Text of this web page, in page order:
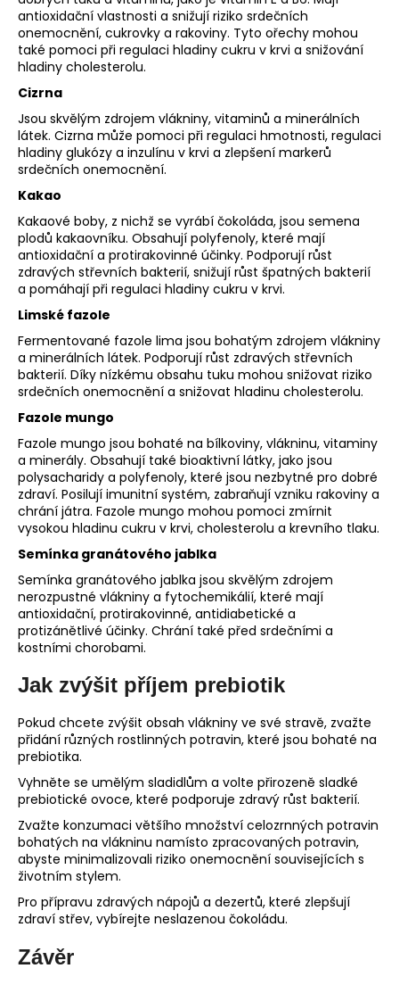
antioxidační vlastnosti a snižují riziko srdečních
onemocnění, cukrovky a rakoviny. Tyto ořechy mohou
také pomoci při regulaci hladiny cukru v krvi a snižování
hladiny cholesterolu.
Cizrna
Jsou skvělým zdrojem vlákniny, vitaminů a minerálních
látek. Cizrna může pomoci při regulaci hmotnosti, regulaci
hladiny glukózy a inzulínu v krvi a zlepšení markerů
srdečních onemocnění.
Kakao
Kakaové boby, z nichž se vyrábí čokoláda, jsou semena
plodů kakaovníku. Obsahují polyfenoly, které mají
antioxidační a protirakovinné účinky. Podporují růst
zdravých střevních bakterií, snižují růst špatných bakterií
a pomáhají při regulaci hladiny cukru v krvi.
Limské fazole
Fermentované fazole lima jsou bohatým zdrojem vlákniny
a minerálních látek. Podporují růst zdravých střevních
bakterií. Díky nízkému obsahu tuku mohou snižovat riziko
srdečních onemocnění a snižovat hladinu cholesterolu.
Fazole mungo
Fazole mungo jsou bohaté na bílkoviny, vlákninu, vitaminy
a minerály. Obsahují také bioaktivní látky, jako jsou
polysacharidy a polyfenoly, které jsou nezbytné pro dobré
zdraví. Posilují imunitní systém, zabraňují vzniku rakoviny a
chrání játra. Fazole mungo mohou pomoci zmírnit
vysokou hladinu cukru v krvi, cholesterolu a krevního tlaku.
Semínka granátového jablka
Semínka granátového jablka jsou skvělým zdrojem
nerozpustné vlákniny a fytochemikálií, které mají
antioxidační, protirakovinné, antidiabetické a
protizánětlivé účinky. Chrání také před srdečními a
kostními chorobami.
Jak zvýšit příjem prebiotik
Pokud chcete zvýšit obsah vlákniny ve své stravě, zvažte
přidání různých rostlinných potravin, které jsou bohaté na
prebiotika.
Vyhněte se umělým sladidlům a volte přirozeně sladké
prebiotické ovoce, které podporuje zdravý růst bakterií.
Zvažte konzumaci většího množství celozrnných potravin
bohatých na vlákninu namísto zpracovaných potravin,
abyste minimalizovali riziko onemocnění souvisejících s
životním stylem.
Pro přípravu zdravých nápojů a dezertů, které zlepšují
zdraví střev, vybírejte neslazenou čokoládu.
Závěr